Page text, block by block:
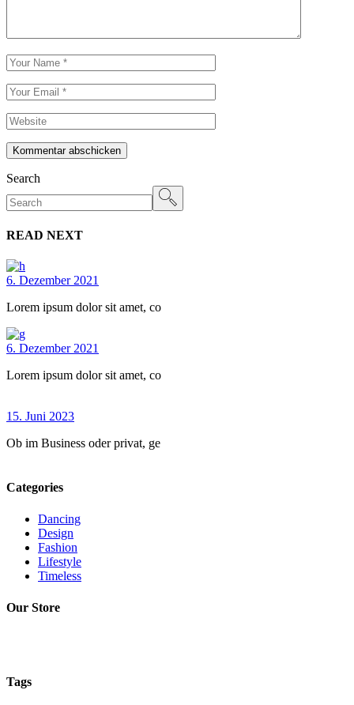
Kommentar abschicken
Search
READ NEXT
6. Dezember 2021
Lorem ipsum dolor sit amet, co
6. Dezember 2021
Lorem ipsum dolor sit amet, co
15. Juni 2023
Ob im Business oder privat, ge
Categories
Dancing
Design
Fashion
Lifestyle
Timeless
Our Store
Tags